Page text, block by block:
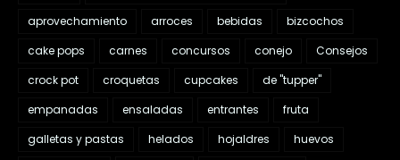
aprovechamiento
arroces bebidas
bizcochos
cake pops
carnes concursos conejo
Consejos
crock pot
croquetas cupcakes
de "tupper"
empanadas
ensaladas entrantes
fruta
galletas y pastas
helados hojaldres
huevos